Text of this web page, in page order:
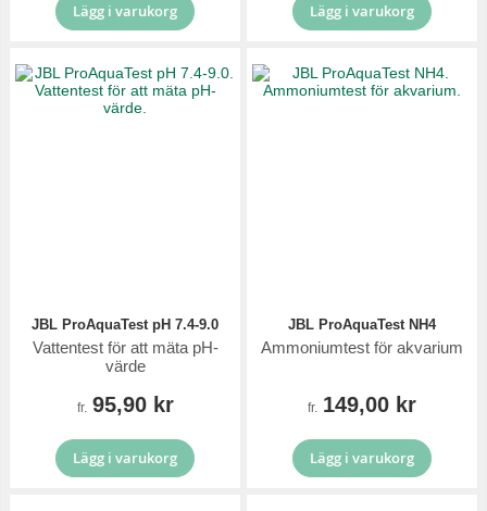
Lägg i varukorg Lägg i varukorg
JBL ProAquaTest pH 7.4-9.0
Vattentest för att mäta pH-
värde
fr. 95,90 kr
Lägg i varukorg
JBL ProAquaTest NH4
Ammoniumtest för akvarium
fr. 149,00 kr
Lägg i varukorg